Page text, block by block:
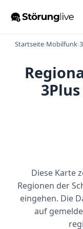
Startseite›Mobilfunk›
Diese Karte
Regionen der
eingehen. Die
auf